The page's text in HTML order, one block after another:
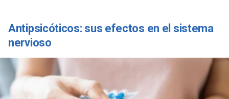
Antipsicóticos: sus efectos en el sistema
nervioso